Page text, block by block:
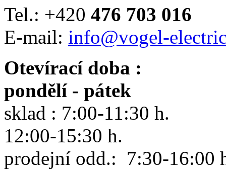
Tel.: +420 476 703 016
E-mail: info@vogel-
Otevírací doba :
pondělí - pátek
sklad : 7:00-11:30 h.
12:00-15:30 h.
prodejní odd.: 7:30-16:00